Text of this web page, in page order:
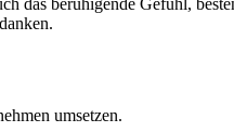
das beruhigende Gefühl,
umsetzen.